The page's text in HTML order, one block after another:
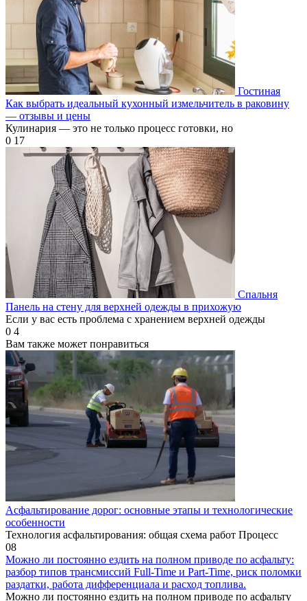
Гостиная
Как выбрать идеальный кухонный измельчитель в раковину
— отзывы и цены
Кулинария — это не только процесс готовки, но
0 17
Спальня
Панель на стену для верхней одежды в прихожую
Если у вас есть проблема с хранением верхней одежды
0 4
Вам также может понравиться
Асфальтирование дорог: основные этапы и технологические
особенности
Технология асфальтирования: общая схема работ Процесс
08
Можно ли постоянно ездить на полном приводе по асфальту:
разбор типов трансмиссий Full-Time и Part-Time, риск поломки
раздатки, работа дифференциала и расход топлива.
Можно ли постоянно ездить на полном приводе по асфальту